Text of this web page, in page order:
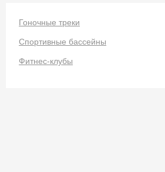
Гоночные треки
Спортивные бассейны
Фитнес-клубы